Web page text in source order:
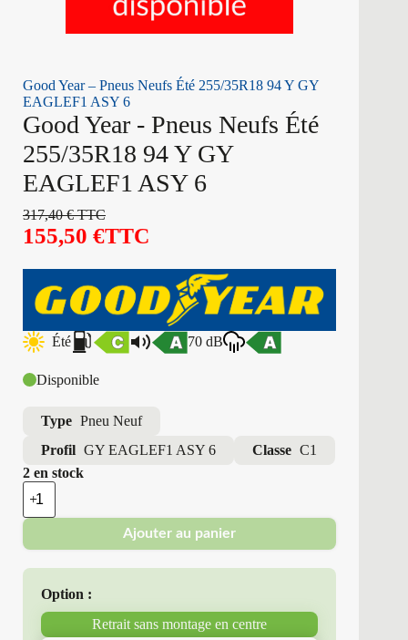
Good Year – Pneus Neufs Été 255/35R18 94 Y GY
EAGLEF1 ASY 6
Good Year - Pneus Neufs Été
255/35R18 94 Y GY
EAGLEF1 ASY 6
317,40€TTC
155,50 €TTC
Été 70 dB
Disponible
Type Pneu Neuf
Profil GY EAGLEF1 ASY 6 Classe C1
2 en stock
quantité
de
Good
-
Pneus
255/35R18
Ajouter au panier
Option :
Retrait sans montage en centre